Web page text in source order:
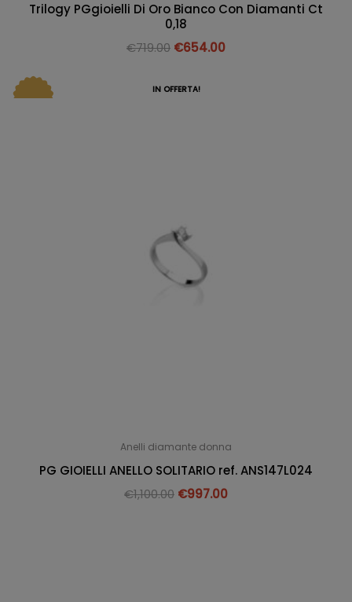
Trilogy PGgioielli Di Oro Bianco Con Diamanti Ct
0,18
€719.00 €654.00
IN OFFERTA!
Anelli diamante donna
PG GIOIELLI ANELLO SOLITARIO ref. ANS147L024
€1,100.00 €997.00